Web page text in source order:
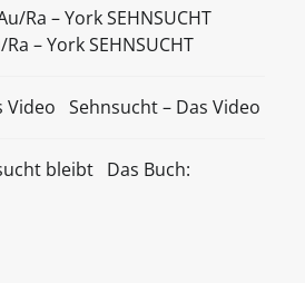
– York SEHNSUCHT
Sehnsucht – Das Video
Das Buch: